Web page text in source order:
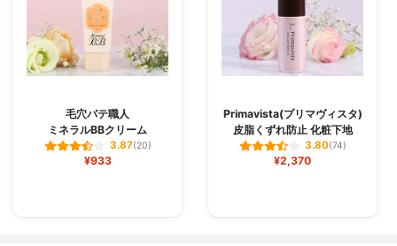
毛穴パテ職人
ミネラルBBクリーム
3.87(20)
¥933
Primavista(プリマヴィスタ)
皮脂くずれ防止 化粧下地
3.80(74)
¥2,370